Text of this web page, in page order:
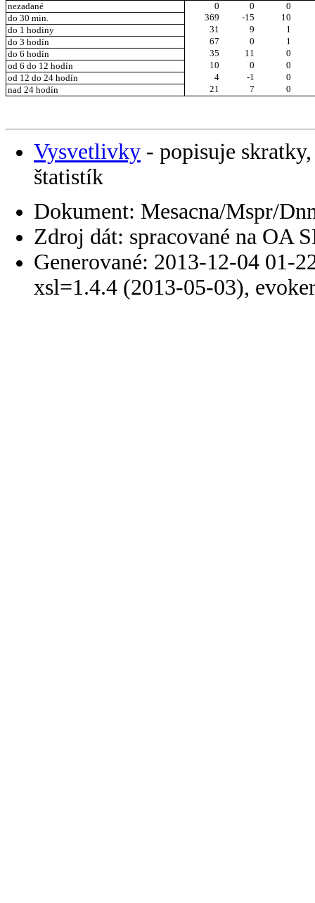
nezadané
0 0
0
do 30 min.
369 -15
10
do 1 hodiny
31 9
1
do 3 hodín
67 0
1
do 6 hodín
35 11
0
od 6 do 12 hodín
10 0
0
od 12 do 24 hodín
4 -1
0
nad 24 hodín
21 7 0
Vysvetlivky - popisuje
štatistík
Dokument: Mesacna/Mspr/
Zdroj dát: spracované na OA
Generované: 2013-12-04 01-
xsl=1.4.4 (2013-05-03),